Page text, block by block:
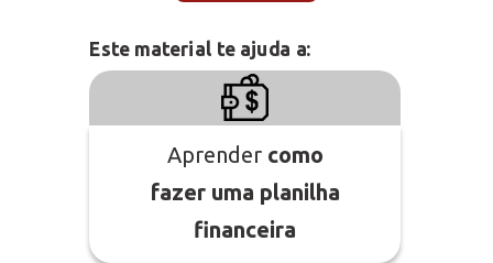
Este material te ajuda a:
Aprender como
fazer uma planilha
financeira